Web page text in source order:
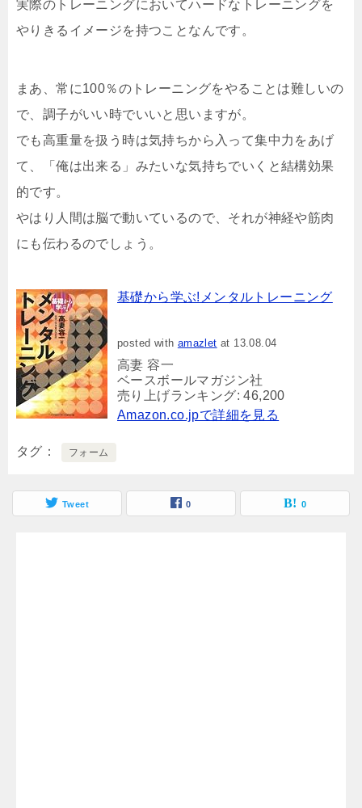
実際のトレーニングにおいてハードなトレーニングを
やりきるイメージを持つことなんです。
まあ、常に100％のトレーニングをやることは難しいの
で、調子がいい時でいいと思いますが。
でも高重量を扱う時は気持ちから入って集中力をあげ
て、「俺は出来る」みたいな気持ちでいくと結構効果
的です。
やはり人間は脳で動いているので、それが神経や筋肉
にも伝わるのでしょう。
基礎から学ぶ!メンタルトレーニング
posted with amazlet at 13.08.04
高妻 容一
ベースボールマガジン社
売り上げランキング: 46,200
Amazon.co.jpで詳細を見る
タグ フォーム
Tweet 0 0